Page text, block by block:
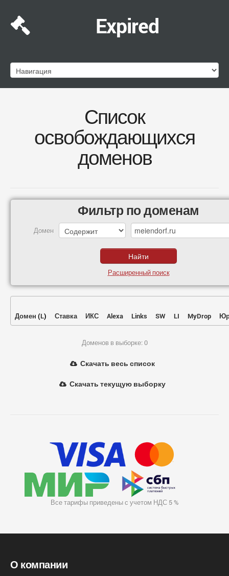
Expired
Список
освобождающихся
доменов
Фильтр по доменам
Домен
Расширенный поиск
Домен (L) Ставка ИКС Alexa Links SW LI MyDrop
Доменов в выборке: 0
Скачать весь список
Скачать текущую выборку
Все тарифы приведены с учетом НДС 5 %
О компании